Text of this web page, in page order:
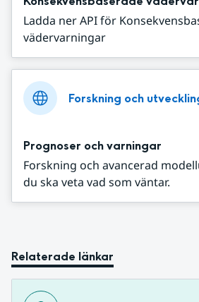
Ladda ner API för
vädervarningar
Forskning och
Prognoser och varningar
Forskning och avancerad
du ska veta vad som väntar.
Relaterade länkar